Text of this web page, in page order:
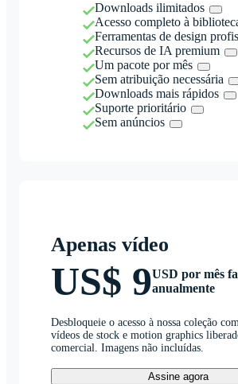
Downloads ilimitados
Acesso completo à
Ferramentas de design
Recursos de IA premium
Um pacote por mês
Sem atribuição necessária
Downloads mais rápidos
Suporte prioritário
Sem anúncios
Apenas vídeo
US$ 9USD por mês
anualmente
Desbloqueie o acesso à nossa coleção
vídeos de stock e motion graphics
comercial. Imagens não incluídas.
Assine agora